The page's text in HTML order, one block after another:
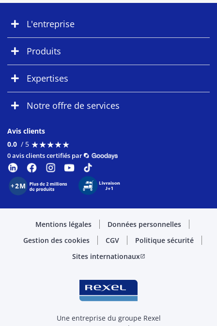
L'entreprise
Produits
Expertises
Notre offre de services
Avis clients
0.0 / 5 ★★★★★
★★★★★
0 avis clients certifiés par
Mentions légales
Données personnelles
Gestion des cookies
CGV
Politique sécurité
Sites internationauxopen_in_new
Une entreprise du groupe Rexel